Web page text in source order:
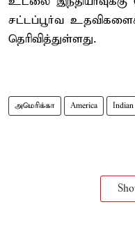
சட்டப்பூர்வ
தெரிவித்துள்ளது.
அமெரிக்கா America Indian